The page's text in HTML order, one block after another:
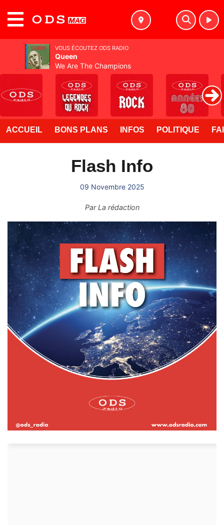
ACCUEIL BONS PLANS INFOS POLITIQUE
Flash Info
09 Novembre 2025
ParLa rédaction
VOUS ÉCOUTEZ ODS RADIO
Queen
We Are The Champions